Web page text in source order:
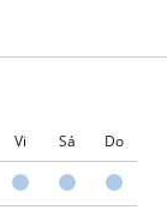
Vi Sá Do